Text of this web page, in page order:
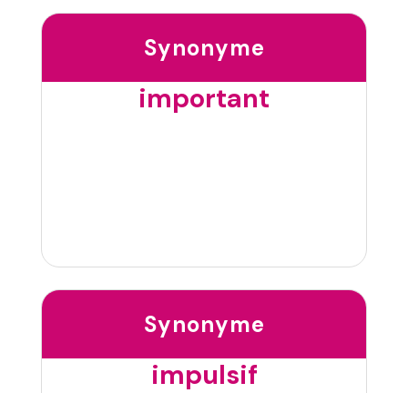
Synonyme
important
Synonyme
impulsif